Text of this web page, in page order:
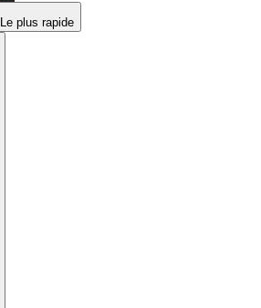
Le plus rapide